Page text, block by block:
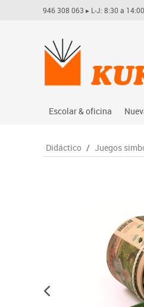
946 308 063 ▸ L-J: 8:30 a
Escolar & oficina
Archivo
Material escolar
Plastifica, encuaderna,
Papel y manipulados
Didáctico / Juegos